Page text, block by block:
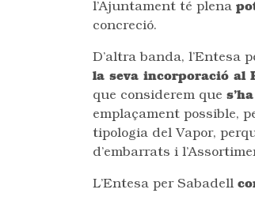
l’Ajuntament té plena
concreció.
D’altra banda, l’Entesa
la seva incorporació al
que considerem que
emplaçament possible,
tipologia del Vapor,
d’embarrats i
L’Entesa per Sabadell